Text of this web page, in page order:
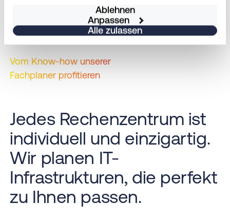
Zwecke nutzt. Sie können Ihre Einwilligung
jederzeit über die Cookie-Erklärung oder durch
Klicken auf das Privacy Trigger Symbol ändern
oder widerrufen
Wenn Sie es erlauben, würden wir auch gerne:
sein können
Ihr Gerät durch aktives Scannen nach
bestimmten Merkmalen (Fingerprinting)
identifizieren
Erfahren Sie mehr darüber, wie Ihre persönlichen
Daten verarbeitet werden, und legen Sie Ihre
Präferenzen im Abschnitt Einzelheiten
Alle zulassen
Anpassen
Ablehnen
Vom Know-how unserer
Fachplaner profitieren
Jedes Rechenzentrum ist
individuell und einzigartig.
Wir planen IT-
Infrastrukturen, die perfekt
zu Ihnen passen.